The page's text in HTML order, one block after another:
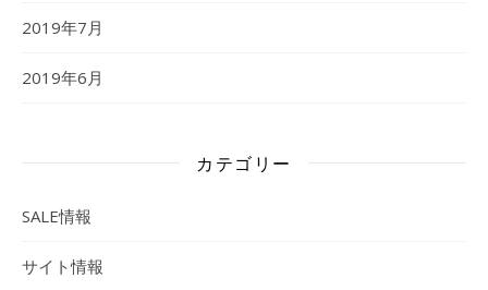
2019年7月
2019年6月
カテゴリー
SALE情報
サイト情報